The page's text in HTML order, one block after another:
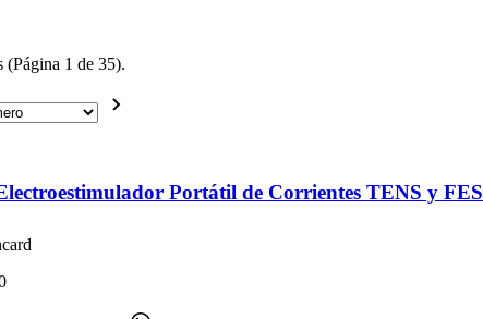
(Página 1 de 35).
Portátil de Corrientes TENS y FES